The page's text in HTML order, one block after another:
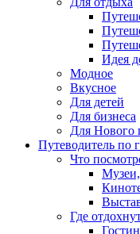
Идея
Модное
Вкусное
Для детей
Для бизнеса
Для Нового
Путеводитель по
Что
Где